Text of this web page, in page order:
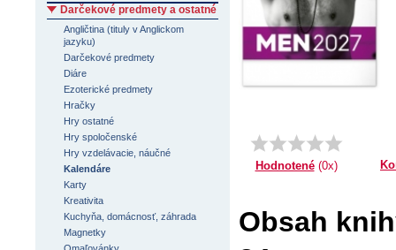
Hodnotené(0x)
Obsah
Darčekové predmety a ostatné
Angličtina (tituly v Anglickom
jazyku)
Darčekové predmety
Diáre
Ezoterické predmety
Hračky
Hry ostatné
Hry spoločenské
Hry vzdelávacie, náučné
Kalendáre
Karty
Kreativita
Kuchyňa, domácnosť, záhrada
Magnetky